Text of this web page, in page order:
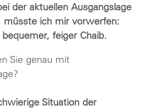
der aktuellen Ausgangslage
müsste ich mir vorwerfen:
feiger Chaib.
Sie genau mit
Situation der